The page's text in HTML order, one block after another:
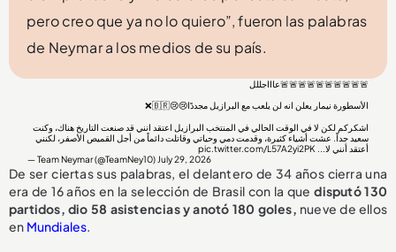
pero creo que ya no lo quiero”, fueron las palabras
de Neymar a los medios de su país.
🚨🚨🚨🚨🚨🚨🚨🚨🚨🚨عاااجللل
الأسطورة نيمار يعلن انه لن يلعب مع البرازيل مجددًا😢😢🇧🇷❌
اشكركم لكن لا في الوقت الحالي في المنتخب البرازيل اعتقد انني قد صنعت التاريخ هناك، وكنت
سعيد جداً. عشت أشياء كثيرة، وقدمت دمي وحياتي وقاتلت دائماً من أجل القميص الأصفر، لكنني
أعتقد أنني لا... pic.twitter.com/L57A2yi2PK
— Team Neymar (@TeamNey10) July 29, 2026
De ser ciertas sus palabras, el delantero de 34 años cierra una
era de 16 años en la selección de Brasil con la quedisputó 130
partidos, dio 58 asistencias y anotó 180 goles, nueve de ellos
en Mundiales.